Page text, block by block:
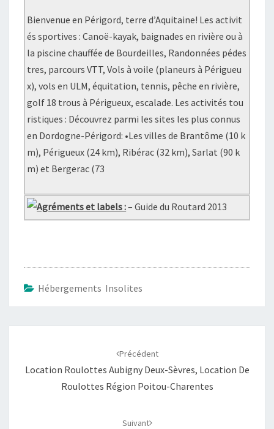
Bienvenue en Périgord, terre d’Aquitaine! Les activit
és sportives : Canoë-kayak, baignades en rivière ou à
la piscine chauffée de Bourdeilles, Randonnées pédes
tres, parcours VTT, Vols à voile (planeurs à Périgueu
x), vols en ULM, équitation, tennis, pêche en rivière,
golf 18 trous à Périgueux, escalade. Les activités tou
ristiques : Découvrez parmi les sites les plus connus
en Dordogne-Périgord: •Les villes de Brantôme (10 k
m), Périgueux (24 km), Ribérac (32 km), Sarlat (90 k
m) et Bergerac (73
Agréments et labels :– Guide du Routard 2013
Hébergements Insolites
Précédent
Location Roulottes Aubigny Deux-Sèvres, Location De
Roulottes Région Poitou-Charentes
Suivant